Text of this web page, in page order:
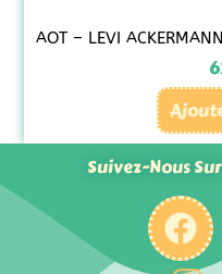
AOT – LEVI
Suivez-Nous